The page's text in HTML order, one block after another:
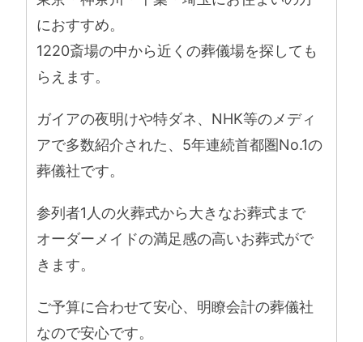
におすすめ。
1220斎場の中から近くの葬儀場を探しても
らえます。
ガイアの夜明けや特ダネ、NHK等のメディ
アで多数紹介された、5年連続首都圏No.1の
葬儀社です。
参列者1人の火葬式から大きなお葬式まで
オーダーメイドの満足感の高いお葬式がで
きます。
ご予算に合わせて安心、明瞭会計の葬儀社
なので安心です。